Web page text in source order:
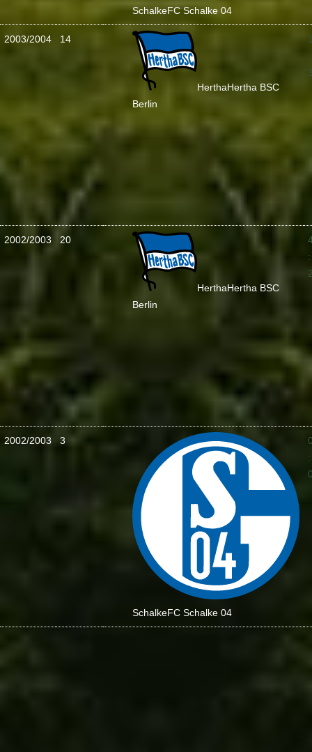
SchalkeFC Schalke 04
2003/2004 14
HerthaHertha BSC
Berlin
:
2002/2003 20
HerthaHertha BSC
Berlin
:
2002/2003 3
SchalkeFC Schalke 04
: